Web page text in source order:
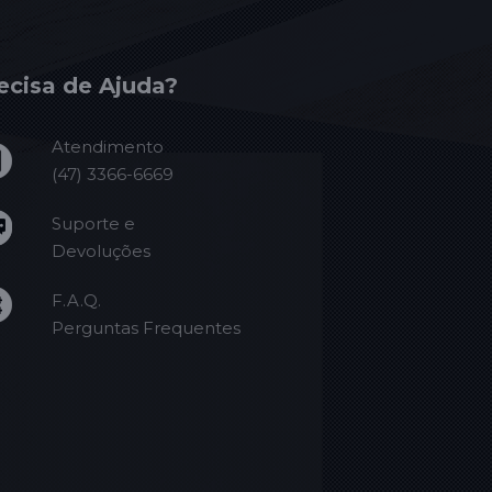
de Ajuda?
Atendimento
(47) 3366-6669
Suporte e
Devoluções
F.A.Q.
Perguntas Frequentes